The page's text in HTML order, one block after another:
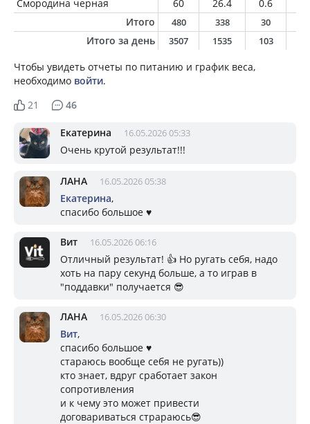
Смородина черная 60 26.4 0.6
Итого
480 338 30
Итого за день 3507 1535 103
Чтобы увидеть отчеты по питанию и график веса,
необходимо войти.
21
46
Екатерина 16.05.2026 05:33
Очень крутой результат!!!
ЛАНА 16.05.2026 05:38
Екатерина,
спасибо большое ♥️
Вит 16.05.2026 06:16
Отличный результат! 👍 Но ругать себя, надо
хоть на пару секунд больше, а то играв в
"поддавки" получается 😎
ЛАНА 16.05.2026 06:30
Вит,
спасибо большое ♥️
стараюсь вообще себя не ругать))
кто знает, вдруг сработает закон
сопротивления
и к чему это может привести
договариваться страраюсь😎